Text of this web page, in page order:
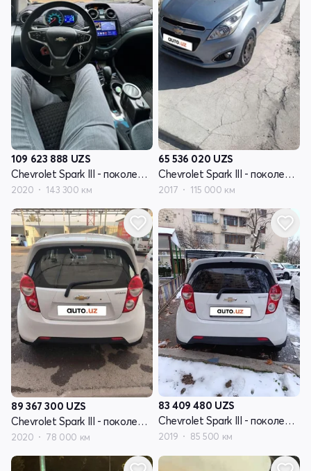
109 623 888 UZS
Chevrolet Spark III - поколение
2020 143 300 км
65 536 020 UZS
Chevrolet Spark III - поколение
2017 115 000 км
89 367 300 UZS
Chevrolet Spark III - поколение
2020 78 000 км
83 409 480 UZS
Chevrolet Spark III - поколение
2019 85 500 км